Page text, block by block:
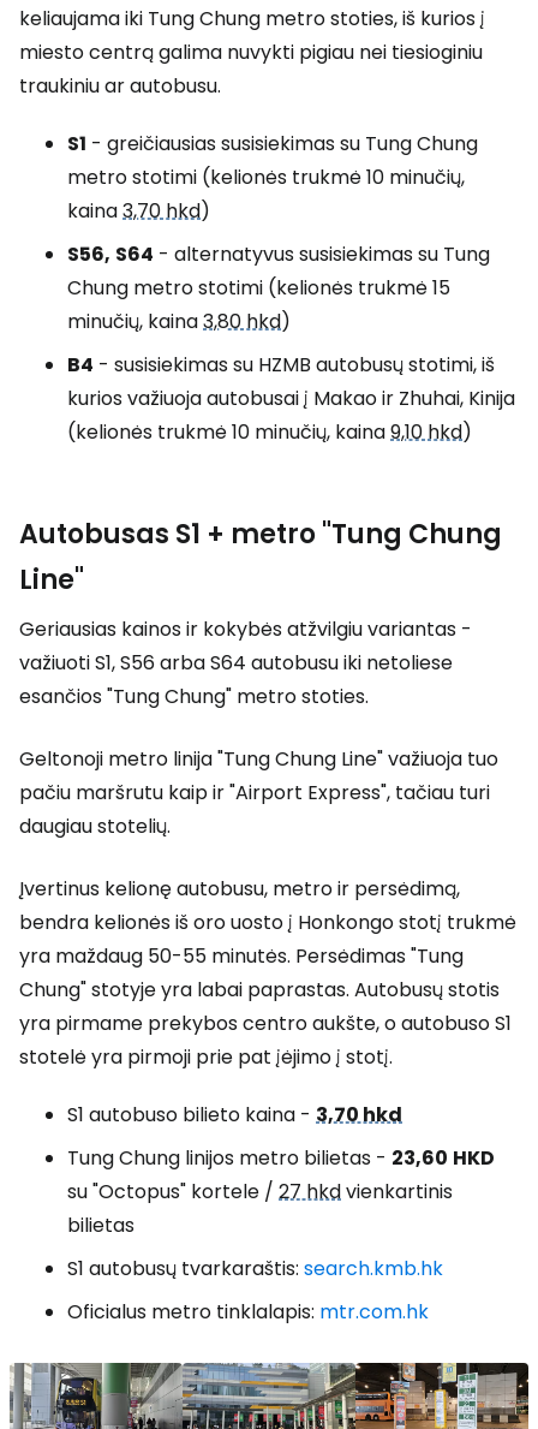
keliaujama iki Tung Chung metro stoties, iš kurios į
miesto centrą galima nuvykti pigiau nei tiesioginiu
traukiniu ar autobusu.
S1 - greičiausias susisiekimas su Tung Chung
metro stotimi (kelionės trukmė 10 minučių,
kaina3,70 hkd)
S56, S64 - alternatyvus susisiekimas su Tung
Chung metro stotimi (kelionės trukmė 15
minučių, kaina3,80 hkd)
B4 - susisiekimas su HZMB autobusų stotimi, iš
kurios važiuoja autobusai į Makao ir Zhuhai, Kinija
(kelionės trukmė 10 minučių, kaina9,10 hkd)
Autobusas S1 + metro "Tung Chung
Line"
Geriausias kainos ir kokybės atžvilgiu variantas -
važiuoti S1, S56 arba S64 autobusu iki netoliese
esančios "Tung Chung" metro stoties.
Geltonoji metro linija "Tung Chung Line" važiuoja tuo
pačiu maršrutu kaip ir "Airport Express", tačiau turi
daugiau stotelių.
Įvertinus kelionę autobusu, metro ir persėdimą,
bendra kelionės iš oro uosto į Honkongo stotį trukmė
yra maždaug 50-55 minutės. Persėdimas "Tung
Chung" stotyje yra labai paprastas. Autobusų stotis
yra pirmame prekybos centro aukšte, o autobuso S1
stotelė yra pirmoji prie pat įėjimo į stotį.
S1 autobuso bilieto kaina - 3,70 hkd
Tung Chung linijos metro bilietas - 23,60 HKD
su "Octopus" kortele / 27 hkdvienkartinis
bilietas
S1 autobusų tvarkaraštis: search.kmb.hk
Oficialus metro tinklalapis: mtr.com.hk